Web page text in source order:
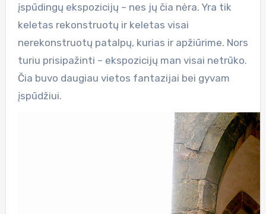
įspūdingų ekspozicijų – nes jų čia nėra. Yra tik
keletas rekonstruotų ir keletas visai
nerekonstruotų patalpų, kurias ir apžiūrime. Nors
turiu prisipažinti – ekspozicijų man visai netrūko.
Čia buvo daugiau vietos fantazijai bei gyvam
įspūdžiui.